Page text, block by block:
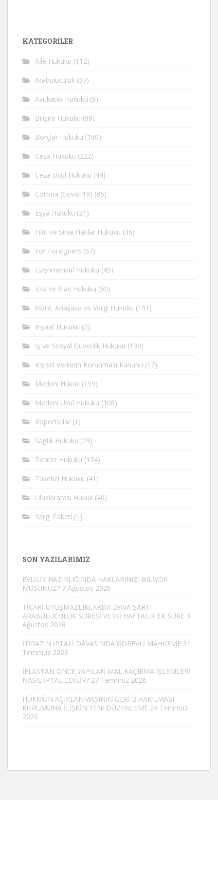
KATEGORİLER
Aile Hukuku (112)
Arabuluculuk (37)
Avukatlık Hukuku (9)
Bilişim Hukuku (99)
Borçlar Hukuku (160)
Ceza Hukuku (222)
Ceza Usul Hukuku (44)
Corona (Covid-19) (85)
Eşya Hukuku (21)
Fikri ve Sinai Haklar Hukuku (36)
For Foreigners (57)
Gayrimenkul Hukuku (45)
İcra ve İflas Hukuku (60)
İdare, Anayasa ve Vergi Hukuku (151)
İnşaat Hukuku (2)
İş ve Sosyal Güvenlik Hukuku (139)
Kişisel Verilerin Korunması Kanunu (17)
Medeni Hukuk (159)
Medeni Usul Hukuku (108)
Röportajlar (1)
Sağlık Hukuku (29)
Ticaret Hukuku (174)
Tüketici Hukuku (41)
Uluslararası Hukuk (40)
Yargı Paketi (1)
SON YAZILARIMIZ
EVLİLİK HAZIRLIĞINDA HAKLARINIZI BİLİYOR
MUSUNUZ? 7 Ağustos 2026
TİCARİ UYUŞMAZLIKLARDA DAVA ŞARTI
ARABULUCULUK SÜRESİ VE İKİ HAFTALIK EK SÜRE 3
Ağustos 2026
İTİRAZIN İPTALİ DAVASINDA GÖREVLİ MAHKEME 31
Temmuz 2026
İFLASTAN ÖNCE YAPILAN MAL KAÇIRMA İŞLEMLERİ
NASIL İPTAL EDİLİR? 27 Temmuz 2026
HÜKMÜN AÇIKLANMASININ GERİ BIRAKILMASI
KURUMUNA İLİŞKİN YENİ DÜZENLEME 24 Temmuz
2026